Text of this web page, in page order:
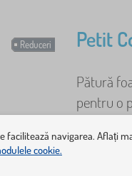
Reduceri Petit
Pătură
pentru o
facilitează navigarea. Aflați
cookie.